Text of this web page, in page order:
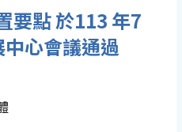
要點 於113 年7
心會議通過